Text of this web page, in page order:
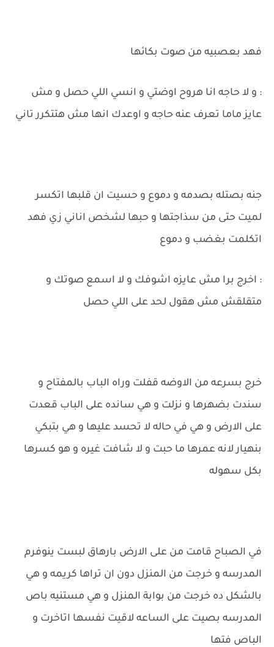
فهد بعصبيه من صوت بكائها
: و لا حاجه انا هروح اوضتي و انسي اللي حصل و مش
عايز ماما تعرف عنه حاجه و اوعدك انها مش هتتكرر تاني
جنه بصتله بصدمه و دموع و حسيت ان قلبها اتكسر
لميت حتى من سذاجتها و حبها لشخص اناني زي فهد
اتكلمت بغضب و دموع
: اخرج برا مش عايزه اشوفك و لا اسمع صوتك و
متقلقش مش هقول لحد على اللي حصل
خرج بسرعه من الاوضه قفلت وراه الباب بالمفتاح و
سندت بضهرها و نزلت و هي سانده على الباب قعدت
على الارض و هي في حاله لا تحسد عليها و هي بتبكي
بنهيار لانه عمرها ما حبت و لا شافت غيره و هو كسرها
بكل سهوله
في الصباح قامت من على الارض بارهاق لبست ينوفرم
المدرسه و خرجت من المنزل دون ان تراها كريمه و هي
بالشكل ده خرجت من بوابة المنزل و هي مستنيه باص
المدرسه بصيت على الساعه لاقيت نفسها اتاخرت و
الباص فتها